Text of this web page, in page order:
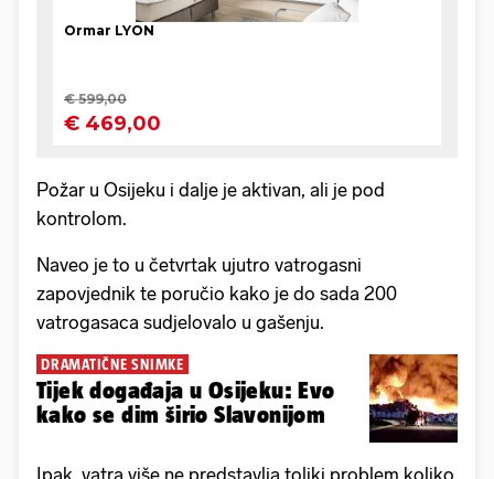
Požar u Osijeku i dalje je aktivan, ali je pod
kontrolom.
Naveo je to u četvrtak ujutro vatrogasni
zapovjednik te poručio kako je do sada 200
vatrogasaca sudjelovalo u gašenju.
DRAMATIČNE SNIMKE
Tijek događaja u Osijeku: Evo
kako se dim širio Slavonijom